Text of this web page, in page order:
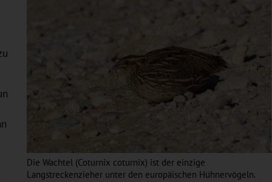
Die Wachtel (Coturnix coturnix) ist der einzige
Langstreckenzieher unter den europäischen Hühnervögeln.